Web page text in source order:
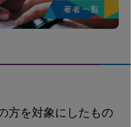
方を対象にしたもの